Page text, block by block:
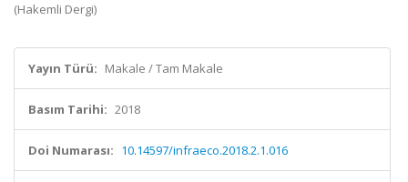
(Hakemli Dergi)
Yayın Türü: Makale / Tam Makale
Basım Tarihi: 2018
Doi Numarası: 10.14597/infraeco.2018.2.1.016